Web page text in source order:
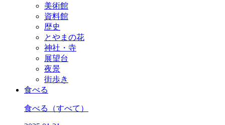
美術館
資料館
歴史
とやまの花
神社・寺
展望台
夜景
街歩き
食べる
食べる （すべて）